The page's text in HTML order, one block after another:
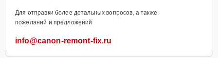
Для отправки более детальных вопросов, а также
пожеланий и предложений
info@canon-remont-fix.ru